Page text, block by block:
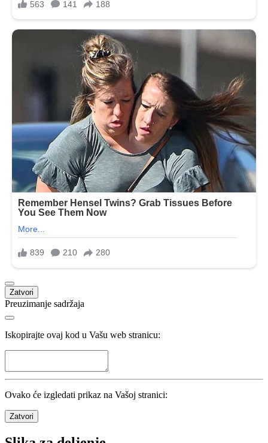
Zatvori
Preuzimanje sadržaja
Iskopirajte ovaj kod u Vašu web stranicu:
Ovako će izgledati prikaz na Vašoj stranici:
Zatvori